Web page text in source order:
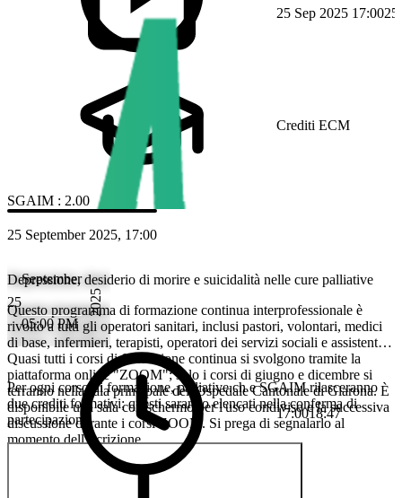
25 Sep 2025 17:0025
Crediti ECM
SGAIM : 2.00
25 September 2025, 17:00
25
September
05:00 PM
2025
17:0018:47
Depressione, desiderio di morire e suicidalità nelle cure palliative
Questo programma di formazione continua interprofessionale è
rivolto a tutti gli operatori sanitari, inclusi pastori, volontari, medici
di base, infermieri, terapisti, operatori dei servizi sociali e assistenti.
Quasi tutti i corsi di formazione continua si svolgono tramite la
piattaforma online "ZOOM"; solo i corsi di giugno e dicembre si
terranno nella sala principale dell'Ospedale Cantonale di Glarona. È
disponibile una sala con schermo per l'uso condiviso e la successiva
discussione durante i corsi ZOOM. Si prega di segnalarlo al
momento dell'iscrizione.
Per ogni corso di formazione, palliative.ch e SGAIM rilasceranno
due crediti formativi; questi saranno elencati nella conferma di
partecipazione.